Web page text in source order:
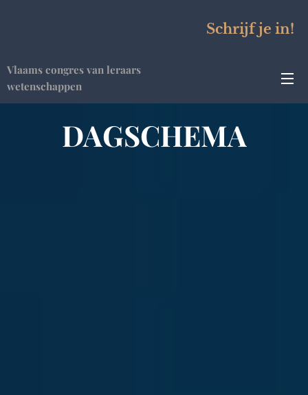
Schrijf je in!
Vlaams congres van leraars
wetenschappen
DAGSCHEMA